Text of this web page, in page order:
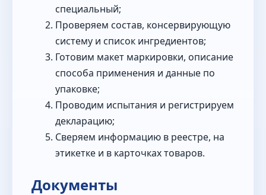
специальный;
Проверяем состав, консервирующую
систему и список ингредиентов;
Готовим макет маркировки, описание
способа применения и данные по
упаковке;
Проводим испытания и регистрируем
декларацию;
Сверяем информацию в реестре, на
этикетке и в карточках товаров.
Документы